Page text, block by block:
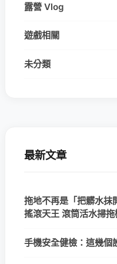
露營 Vlog
遊戲相關
未分類
最新文章
拖地不再是「把髒水
搖滾天王 滾筒活水掃拖
手機安全健檢：這幾個